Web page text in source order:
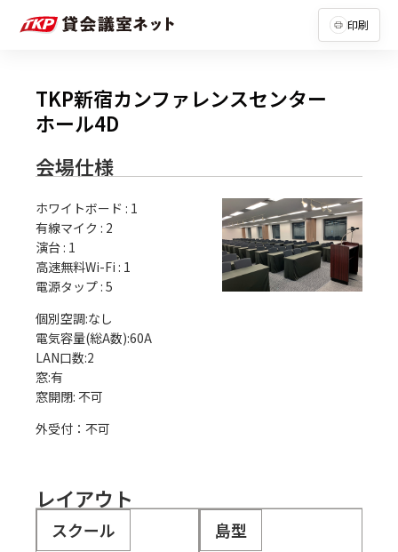
印刷
TKP新宿カンファレンスセンター
ホール4D
会場仕様
ホワイトボード : 1
有線マイク : 2
演台 : 1
高速無料Wi-Fi : 1
電源タップ : 5
個別空調:なし
電気容量(総A数):60A
LAN口数:2
窓:有
外受付：不可
レイアウト
スクール 島型